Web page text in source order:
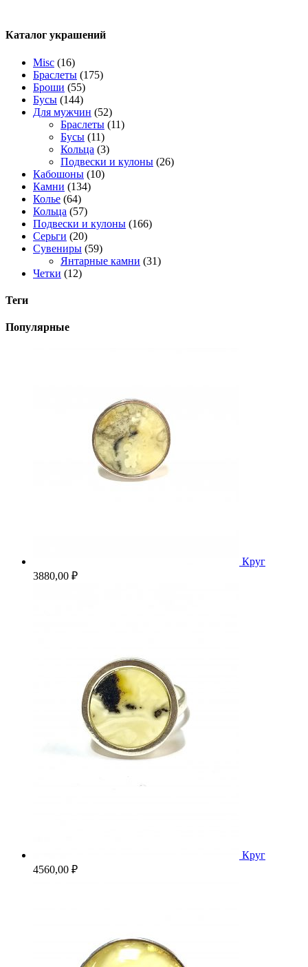
Каталог украшений
Misc (16)
Браслеты (175)
Броши (55)
Бусы (144)
Для мужчин (52)
Браслеты (11)
Бусы (11)
Кольца (3)
Подвески и кулоны (26)
Кабошоны (10)
Камни (134)
Колье (64)
Кольца (57)
Подвески и кулоны (166)
Серьги (20)
Сувениры (59)
Янтарные камни (31)
Четки (12)
Теги
Популярные
Круг
3880,00 ₽
Круг
4560,00 ₽